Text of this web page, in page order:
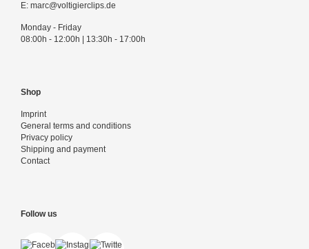
E: marc@voltigierclips.de
Monday - Friday
08:00h - 12:00h | 13:30h - 17:00h
Shop
Imprint
General terms and conditions
Privacy policy
Shipping and payment
Contact
Follow us